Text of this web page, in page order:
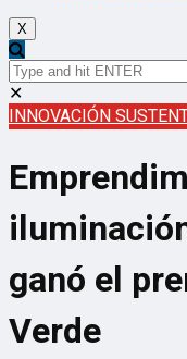
X
✕
INNOVACIÓN
ganó el
Verde